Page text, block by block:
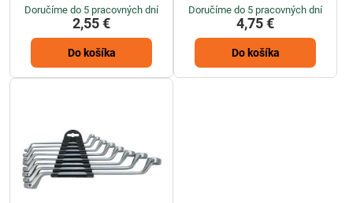
Doručíme do 5 pracovných dní
2,55 €
Do košíka
Doručíme do 5 pracovných dní
4,75 €
Do košíka